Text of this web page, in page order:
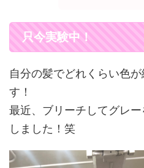
只今実験中！
自分の髪でどれくらい色
す！
最近、ブリーチしてグレ
しました！笑